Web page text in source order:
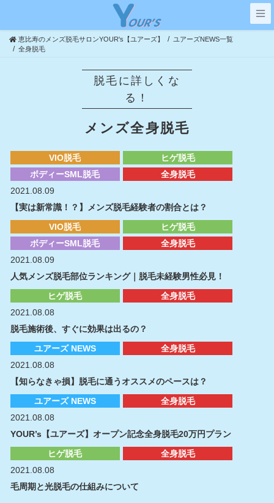
テ
ゲ
恵比寿のメンズ脱毛サロンYOUR's【ユアーズ】
ユアーズNEWS一覧
全身脱毛
脱毛に詳しくな
る！
メンズ全身脱毛
VIO脱毛
ヒゲ脱毛
ボディーSML脱毛
全身脱毛
2021.08.09
【実は新常識！？】メンズ脱毛経験者の割合とは？
VIO脱毛
ヒゲ脱毛
ボディーSML脱毛
全身脱毛
2021.08.09
人気メンズ脱毛部位ランキング｜脱毛未経験男性必見！
ヒゲ脱毛
全身脱毛
2021.08.08
脱毛施術後、すぐに効果は出るの？
ユアーズ NEWS
全身脱毛
2021.08.08
【知らなきゃ損】脱毛に通うオススメのペースは？
ユアーズ NEWS
全身脱毛
2021.08.08
YOUR’s【ユアーズ】オープン記念全身脱毛20万円プラン
ヒゲ脱毛
全身脱毛
2021.08.08
毛周期と光脱毛の仕組みについて